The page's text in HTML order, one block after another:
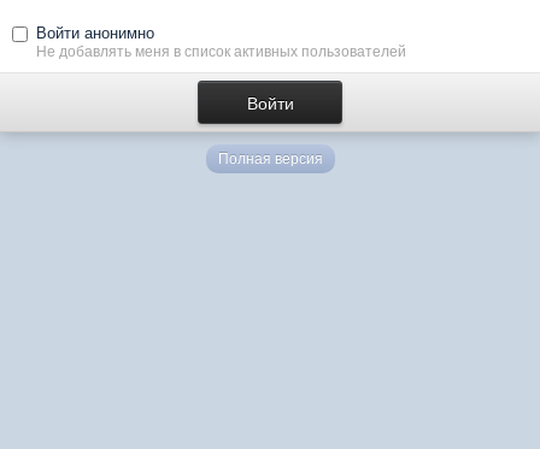
Войти анонимно
Не добавлять меня в список активных пользователей
Полная версия